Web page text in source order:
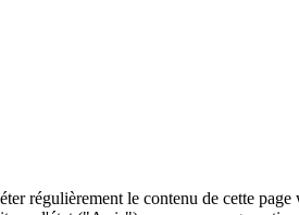
régulièrement le contenu de cette